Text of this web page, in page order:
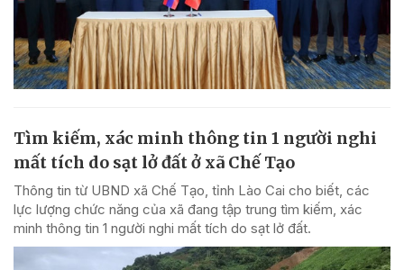
Tìm kiếm, xác minh thông tin 1 người nghi
mất tích do sạt lở đất ở xã Chế Tạo
Thông tin từ UBND xã Chế Tạo, tỉnh Lào Cai cho biết, các
lực lượng chức năng của xã đang tập trung tìm kiếm, xác
minh thông tin 1 người nghi mất tích do sạt lở đất.